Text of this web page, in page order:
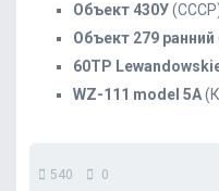
Объект 430У
Объект 279 ранний
60TP
WZ-111 model 5A
540 0